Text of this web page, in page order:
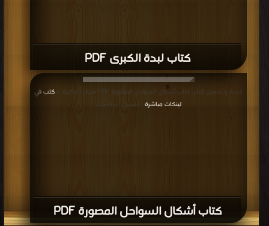
كتاب لبدة الكبرى PDF
كتاب أشكال السواحل المصورة PDF
قراءة و تحميل كتاب كتاب أشكال السواحل المصورة PDF مجانا | مكتبة >
كتب في
لينكات مباشرة
| التحميل : مرة/مرات